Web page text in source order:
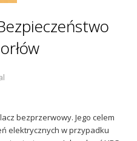
bezprzerwowy. Jego celem
elektrycznych w przypadku